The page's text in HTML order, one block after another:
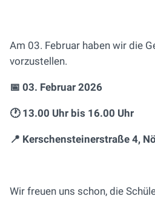
Am 03. Februar haben wir die
vorzustellen.
📅 03. Februar 2026
🕐 13.00 Uhr bis 16.00 Uhr
📍 Kerschensteinerstraße 4,
Wir freuen uns schon, die